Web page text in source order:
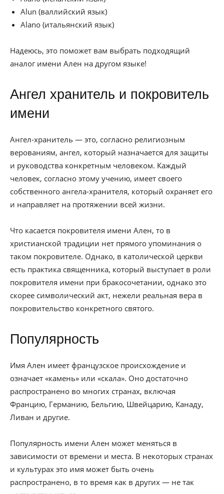
Alun (валлийский язык)
Alano (итальянский язык)
Надеюсь, это поможет вам выбрать подходящий
аналог имени Ален на другом языке!
Ангел хранитель и покровитель
имени
Ангел-хранитель — это, согласно религиозным
верованиям, ангел, который назначается для защиты
и руководства конкретным человеком. Каждый
человек, согласно этому учению, имеет своего
собственного ангела-хранителя, который охраняет его
и направляет на протяжении всей жизни.
Что касается покровителя имени Ален, то в
христианской традиции нет прямого упоминания о
таком покровителе. Однако, в католической церкви
есть практика священника, который выступает в роли
покровителя имени при бракосочетании, однако это
скорее символический акт, нежели реальная вера в
покровительство конкретного святого.
Популярность
Имя Ален имеет французское происхождение и
означает «камень» или «скала». Оно достаточно
распространено во многих странах, включая
Францию, Германию, Бельгию, Швейцарию, Канаду,
Ливан и другие.
Популярность имени Ален может меняться в
зависимости от времени и места. В некоторых странах
и культурах это имя может быть очень
распространено, в то время как в других — не так